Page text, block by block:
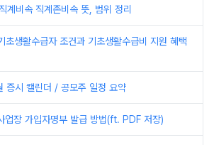
계비속 직계존비속 뜻, 범위 정리
생활수급자 조건과 기초생활수급비 지원 혜택
증시 캘린더 / 공모주 일정 요약
업장 가입자명부 발급 방법(ft. PDF 저장)